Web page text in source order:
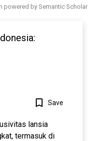
powered by Semantic Scholar
Save
lansia
termasuk di